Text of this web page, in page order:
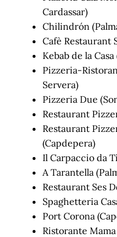
Cardassar)
Chilindrón
Cafè Restaurant
Kebab de la
Pizzeria-
Servera)
Pizzeria Due
Restaurant
Restaurant
(Capdepera)
Il Carpaccio da
A Tarantella
Restaurant Ses
Spaghetteria
Port Corona
Ristorante